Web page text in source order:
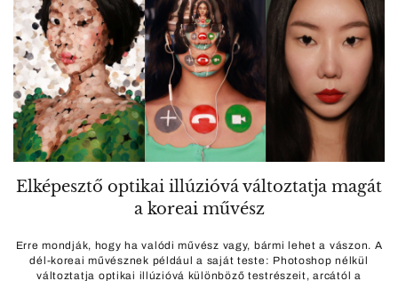
Elképesztő optikai illúzióvá változtatja magát
a koreai művész
Erre mondják, hogy ha valódi művész vagy, bármi lehet a vászon. A
dél-koreai művésznek például a saját teste: Photoshop nélkül
változtatja optikai illúzióvá különböző testrészeit, arcától a